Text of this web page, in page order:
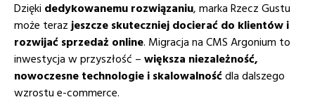
Dzięki dedykowanemu rozwiązaniu, marka Rzecz Gustu
może teraz jeszcze skuteczniej docierać do klientów i
rozwijać sprzedaż online. Migracja na CMS Argonium to
inwestycja w przyszłość – większa niezależność,
nowoczesne technologie i skalowalnośćdla dalszego
wzrostu e-commerce.